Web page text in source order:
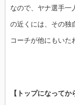
なので、ヤナ選手一
の近くには、その独
コーチが他にもいた
【トップになってか